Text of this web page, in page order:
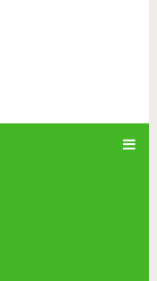
телефон